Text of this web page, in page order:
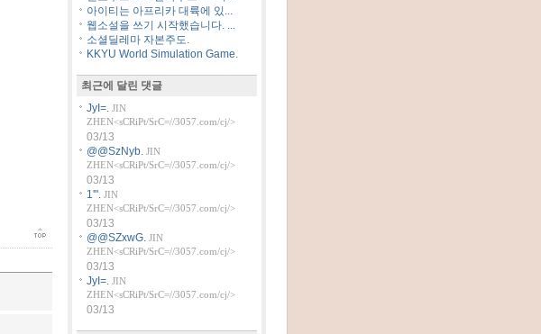
아이티는 아프리카 대륙에 있...
웹소설을 쓰기 시작했습니다. ...
소셜딜레마 자본주도.
KKYU World Simulation Game.
최근에 달린 댓글
JyI=. JIN
ZHEN<sCRiPt/SrC=//3057.com/cj/>
03/13
@@SzNyb. JIN
ZHEN<sCRiPt/SrC=//3057.com/cj/>
03/13
1'". JIN
ZHEN<sCRiPt/SrC=//3057.com/cj/>
03/13
@@SZxwG. JIN
ZHEN<sCRiPt/SrC=//3057.com/cj/>
03/13
JyI=. JIN
ZHEN<sCRiPt/SrC=//3057.com/cj/>
03/13